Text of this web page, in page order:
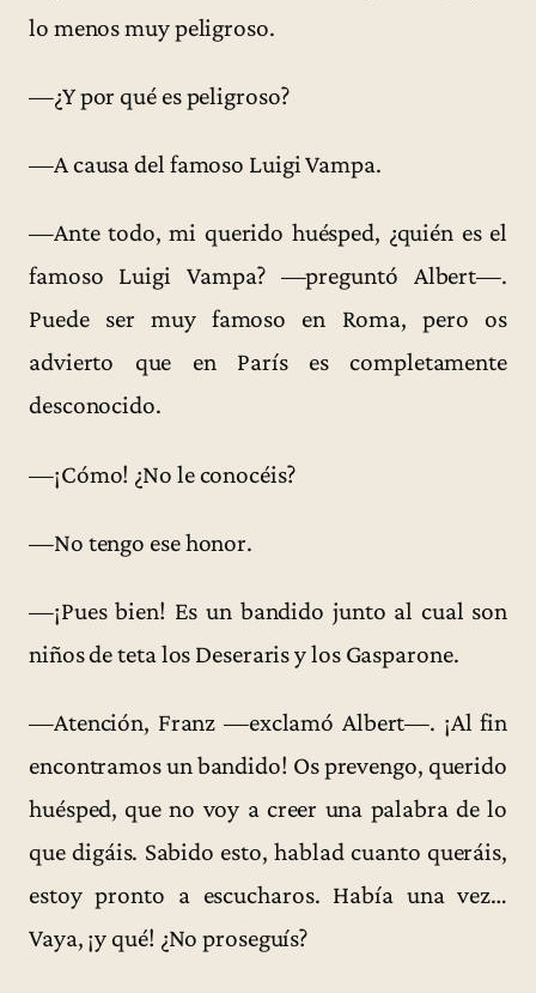
lo menos muy peligroso.
—¿Y por qué es peligroso?
—A causa del famoso Luigi Vampa.
—Ante todo, mi querido huésped, ¿quién es el
famoso Luigi Vampa? —preguntó Albert—.
Puede ser muy famoso en Roma, pero os
advierto que en París es completamente
desconocido.
—¡Cómo! ¿No le conocéis?
—No tengo ese honor.
—¡Pues bien! Es un bandido junto al cual son
niños de teta los Deseraris y los Gasparone.
—Atención, Franz —exclamó Albert—. ¡Al fin
encontramos un bandido! Os prevengo, querido
huésped, que no voy a creer una palabra de lo
que digáis. Sabido esto, hablad cuanto queráis,
estoy pronto a escucharos. Había una vez…
Vaya, ¡y qué! ¿No proseguís?